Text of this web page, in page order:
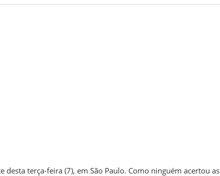
desta terça-feira (7), em São Paulo. Como ninguém acertou as